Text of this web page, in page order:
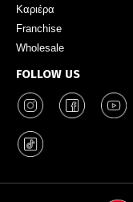
Καριέρα
Franchise
Wholesale
FOLLOW US